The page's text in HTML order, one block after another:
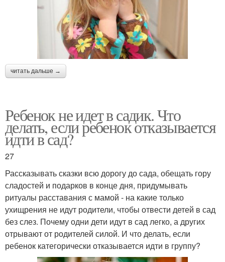
читать дальше →
Ребенок не идет в садик. Что
делать, если ребенок отказывается
идти в сад?
27
Рассказывать сказки всю дорогу до сада, обещать гору
сладостей и подарков в конце дня, придумывать
ритуалы расставания с мамой - на какие только
ухищрения не идут родители, чтобы отвести детей в сад
без слез. Почему одни дети идут в сад легко, а других
отрывают от родителей силой. И что делать, если
ребенок категорически отказывается идти в группу?